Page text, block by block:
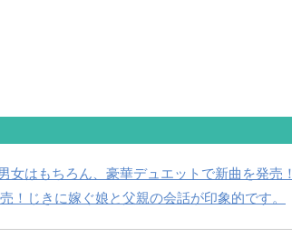
女はもちろん、豪華デュエットで新曲を発売！
！じきに嫁ぐ娘と父親の会話が印象的です。